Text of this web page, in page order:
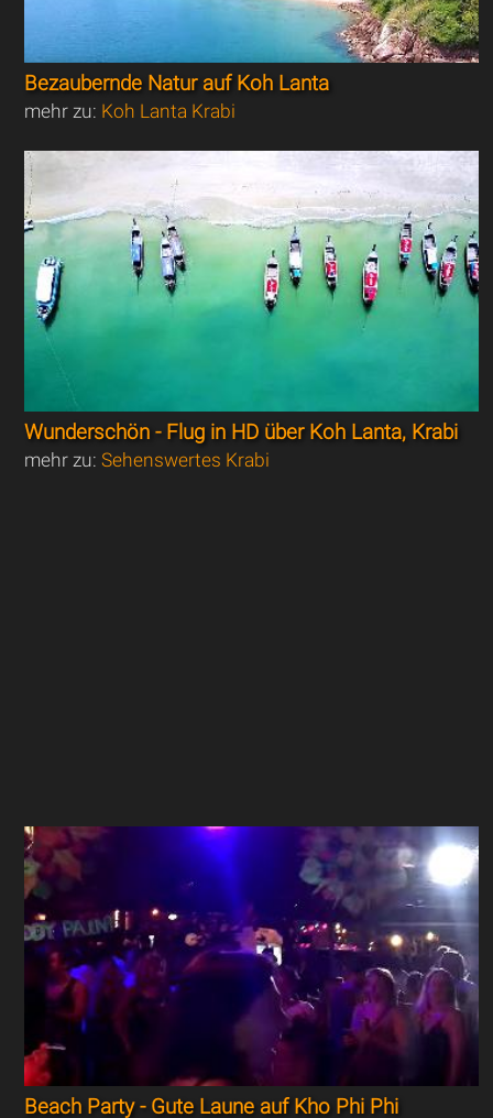
Bezaubernde Natur auf Koh Lanta
mehr zu: Koh Lanta Krabi
Wunderschön - Flug in HD über Koh Lanta, Krabi
mehr zu:Sehenswertes Krabi
Beach Party - Gute Laune auf Kho Phi Phi